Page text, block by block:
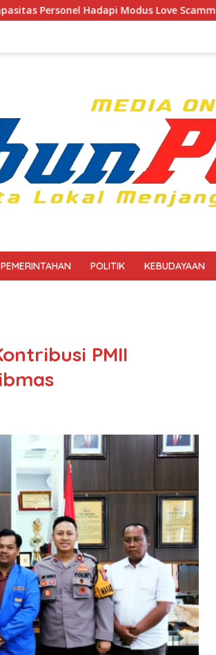
Modus Love Scamming yang Kian Kompleks
PEMERINTAHAN POLITIK KEBUDAYAAN
PMII